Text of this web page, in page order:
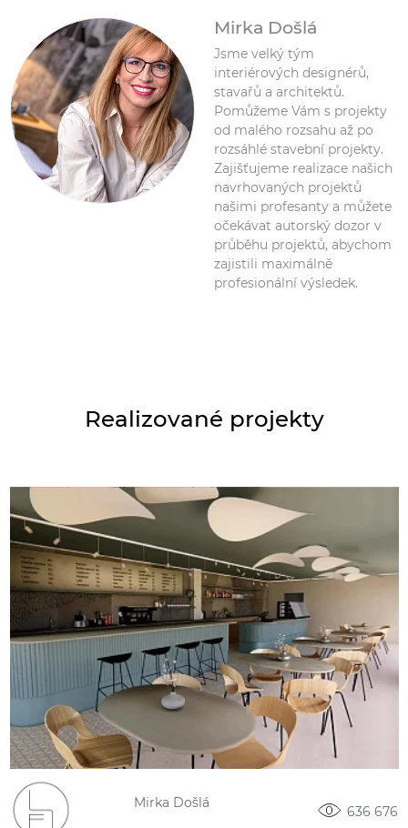
Mirka Došlá
Jsme velký tým
interiérových designérů,
stavařů a architektů.
Pomůžeme Vám s projekty
od malého rozsahu až po
rozsáhlé stavební projekty.
Zajišťujeme realizace našich
navrhovaných projektů
našimi profesanty a můžete
očekávat autorský dozor v
průběhu projektů, abychom
zajistili maximálně
profesionální výsledek.
Realizované projekty
Mirka Došlá
636 676